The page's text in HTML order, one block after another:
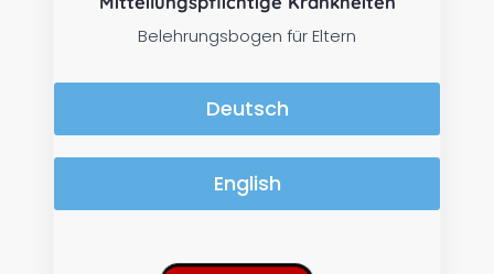
Belehrungsbogen für Eltern
Deutsch
English